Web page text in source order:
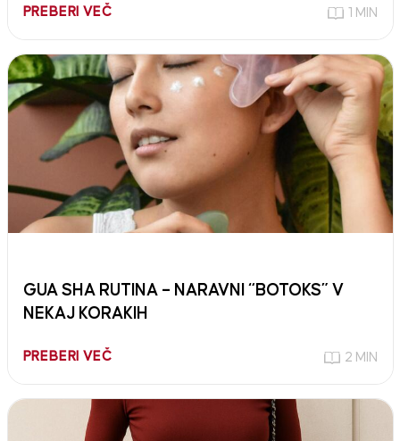
PREBERI VEČ 1 MIN
GUA SHA RUTINA – NARAVNI “BOTOKS” V
NEKAJ KORAKIH
PREBERI VEČ 2 MIN